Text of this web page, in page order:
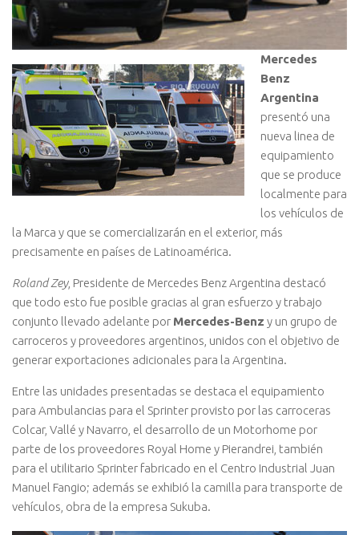
Mercedes
Benz
Argentina
presentó una
nueva linea de
equipamiento
que se produce
localmente para
los vehículos de
la Marca y que se comercializarán en el exterior, más
precisamente en países de Latinoamérica.
Roland Zey, Presidente de Mercedes Benz Argentina destacó
que todo esto fue posible gracias al gran esfuerzo y trabajo
conjunto llevado adelante por Mercedes-Benz y un grupo de
carroceros y proveedores argentinos, unidos con el objetivo de
generar exportaciones adicionales para la Argentina.
Entre las unidades presentadas se destaca el equipamiento
para Ambulancias para el Sprinter provisto por las carroceras
Colcar, Vallé y Navarro, el desarrollo de un Motorhome por
parte de los proveedores Royal Home y Pierandrei, también
para el utilitario Sprinter fabricado en el Centro Industrial Juan
Manuel Fangio; además se exhibió la camilla para transporte de
vehículos, obra de la empresa Sukuba.